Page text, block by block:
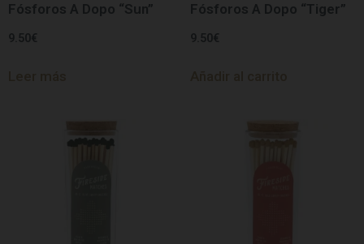
Fósforos A Dopo “Sun”
9.50€
Fósforos A Dopo “Tiger”
9.50€